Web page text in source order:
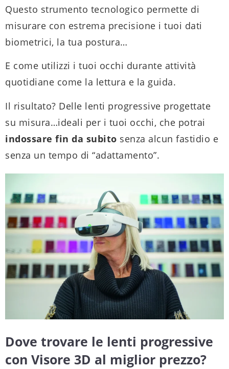
Questo strumento tecnologico permette di
misurare con estrema precisione i tuoi dati
biometrici, la tua postura…
E come utilizzi i tuoi occhi durante attività
quotidiane come la lettura e la guida.
Il risultato? Delle lenti progressive progettate
su misura…ideali per i tuoi occhi, che potrai
indossare fin da subito senza alcun fastidio e
senza un tempo di “adattamento”.
Dove trovare le lenti progressive
con Visore 3D al miglior prezzo?